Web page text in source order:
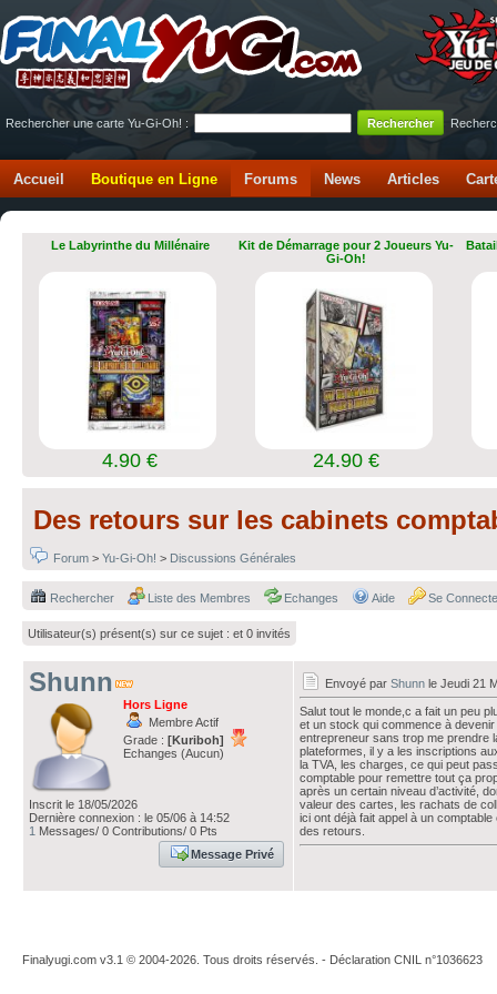
Rechercher une carte Yu-Gi-Oh! :
Accueil Boutique en Ligne Forums News Articles
Le Labyrinthe du Millénaire
4.90 €
Kit de Démarrage pour 2 Joueurs Yu-
Gi-Oh!
24.90 €
Des retours sur les cabinets
Forum > Yu-Gi-Oh! > Discussions Générales
Rechercher Liste des Membres Echanges Aide Se
Utilisateur(s) présent(s) sur ce sujet : et 0 invités
Shunn
Hors Ligne
Membre Actif
Grade : [Kuriboh]
Echanges (Aucun)
Inscrit le 18/05/2026
Dernière connexion : le 05/06 à 14:52
1 Messages/ 0 Contributions/ 0 Pts
Message Privé
Envoyé par Shunn le Jeudi 21
Salut tout le monde,c a fait un peu
et un stock qui commence à
entrepreneur sans trop me prendre
plateformes, il y a les inscriptions
la TVA, les charges, ce qui peut
comptable pour remettre tout ça
après un certain niveau d’activité,
valeur des cartes, les rachats de
ici ont déjà fait appel à un
des retours.
Finalyugi.com v3.1 © 2004-2026. Tous droits réservés. - Déclaration CNIL n°1036623